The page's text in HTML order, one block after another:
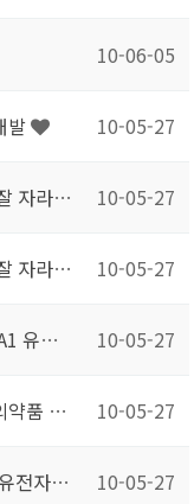
10-06-05
발 10-05-27
PBL 5. 염분 함량이 높은 토양에 잘 자라는 식물의 개발 10-05-27
PBL 5. 염분 함량이 높은 토양에 잘 자라는 식물의 개발 10-05-27
PBL 4. 암 발병 예측을 위한 BRCA1 유전자 변이 검출 10-05-27
PBL 3. 관절염 치료용 생물학적 의약품 개발 10-05-27
PBL 2. 암 발병 예측을 위한 p53 유전자 변이 검출 방법 개발 10-05-27